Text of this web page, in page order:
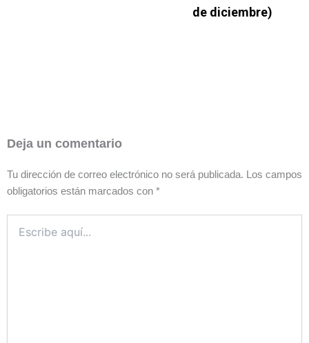
de diciembre)
Deja un comentario
Tu dirección de correo electrónico no será publicada.
Los campos
obligatorios están marcados con *
aquí...